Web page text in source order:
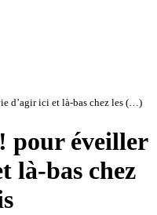
d’agir ici et là-bas chez les (…)
pour éveiller
là-bas chez